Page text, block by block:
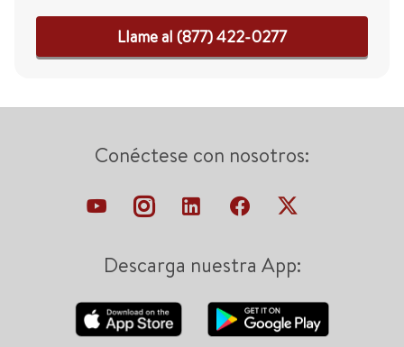
Llame al (877) 422-0277
Conéctese con nosotros:
Descarga nuestra App: